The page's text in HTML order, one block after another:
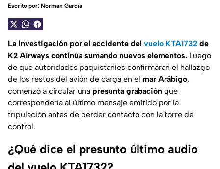
Escrito por: Norman García
La investigación por el accidente del vuelo KTA1732 de
K2 Airways continúa sumando nuevos elementos. Luego
de que autoridades paquistaníes confirmaran el hallazgo
de los restos del avión de carga en el mar Arábigo,
comenzó a circular una presunta grabación que
correspondería al último mensaje emitido por la
tripulación antes de perder contacto con la torre de
control.
¿Qué dice el presunto último audio